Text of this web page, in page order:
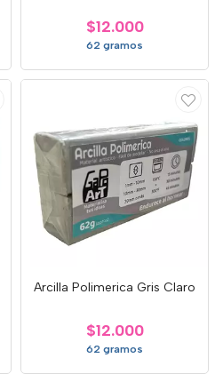
$12.000
62 gramos
Arcilla Polimerica Gris Claro
$12.000
62 gramos